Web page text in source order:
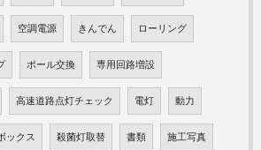
空調電源 きんでん ローリング
ポール交換 専用回路増設
高速道路点灯チェック 電灯 動力
ックス 殺菌灯取替 書類 施工写真